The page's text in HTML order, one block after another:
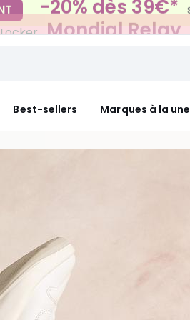
Mondial Relay
Best-sellers Marques à la une